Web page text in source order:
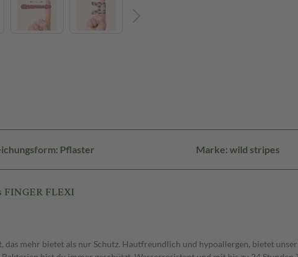
Pflaster Marke: wild stripes
FLEXI
mehr bietet als nur Schutz. Hautfreundlich und hypoallergen, bietet